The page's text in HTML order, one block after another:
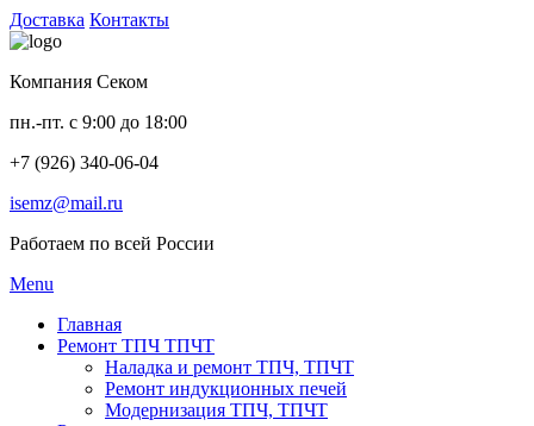
Доставка Контакты
Компания Секом
пн.-пт. с 9:00 до 18:00
+7 (926) 340-06-04
isemz@mail.ru
Работаем по всей России
Menu
Главная
Ремонт ТПЧ ТПЧТ
Наладка и ремонт ТПЧ, ТПЧТ
Ремонт индукционных печей
Модернизация ТПЧ, ТПЧТ